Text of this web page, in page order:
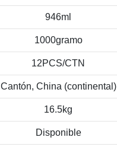
946ml
1000gramo
12PCS/CTN
Cantón, China (continental)
16.5kg
Disponible